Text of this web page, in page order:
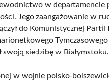
w departamencie
Jego zaangażowanie w
do Komunistycznej
siedzibę w Białymstoku.
w wojnie polsko-